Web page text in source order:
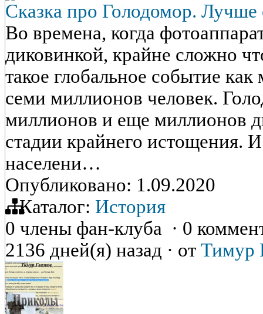
Сказка про Голодомор. Лучше
Во времена, когда
диковинкой, крайне сложно
такое глобальное событие как
семи миллионов человек.
миллионов и еще миллионов
стадии крайнего истощения.
населени…
Опубликовано: 1.09.2020
Каталог: История
0 члены фан-клуба · 0
2136 дней(я) назад · от Тимур